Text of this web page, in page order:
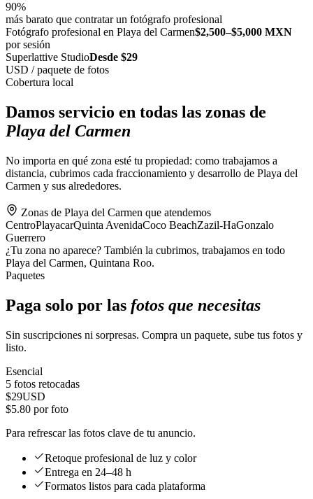
90%
más barato que contratar un fotógrafo profesional
Fotógrafo profesional en Playa del Carmen$2,500–$5,000 MXN
por sesión
Superlattive StudioDesde $29
USD / paquete de fotos
Cobertura local
Damos servicio en todas las zonas de
Playa del Carmen
No importa en qué zona esté tu propiedad: como trabajamos a
distancia, cubrimos cada fraccionamiento y desarrollo de Playa del
Carmen y sus alrededores.
Zonas de Playa del Carmen que atendemos
CentroPlayacarQuinta AvenidaCoco BeachZazil-HaGonzalo
Guerrero
¿Tu zona no aparece? También la cubrimos, trabajamos en todo
Playa del Carmen, Quintana Roo.
Paquetes
Paga solo por las fotos que necesitas
Sin suscripciones ni sorpresas. Compra un paquete, sube tus fotos y
listo.
Esencial
5 fotos retocadas
$29USD
$5.80 por foto
Para refrescar las fotos clave de tu anuncio.
Retoque profesional de luz y color
Entrega en 24–48 h
Formatos listos para cada plataforma